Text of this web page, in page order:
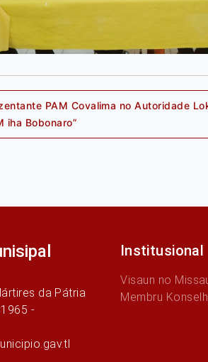
post:
PAM Covalima no Autoridade
iha Bobonaro”
da Pátria
-
Institusional
Visaun no
Membru